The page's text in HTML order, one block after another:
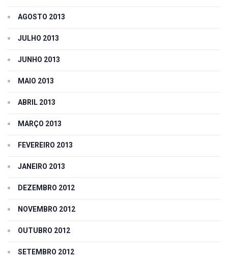
AGOSTO 2013
JULHO 2013
JUNHO 2013
MAIO 2013
ABRIL 2013
MARÇO 2013
FEVEREIRO 2013
JANEIRO 2013
DEZEMBRO 2012
NOVEMBRO 2012
OUTUBRO 2012
SETEMBRO 2012